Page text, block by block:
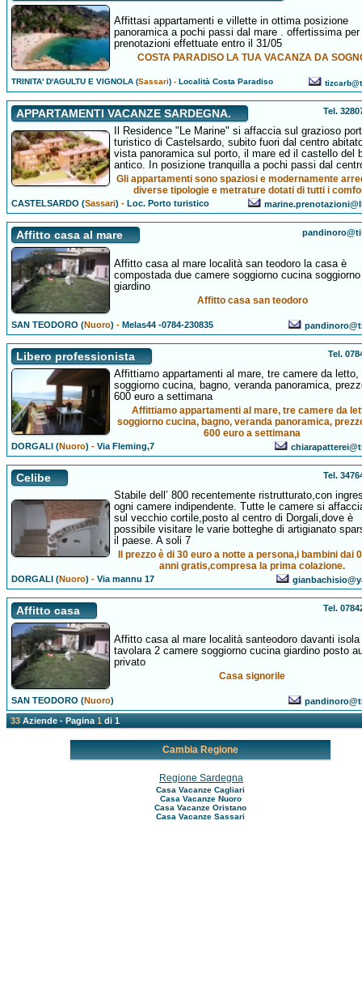
Affittasi appartamenti e villette in ottima posizione
panoramica a pochi passi dal mare . offertissima per
prenotazioni effettuate entro il 31/05
COSTA PARADISO LA TUA VACANZA DA
TRINITA' D'AGULTU E VIGNOLA (Sassari) -Località Costa Paradiso
APPARTAMENTI VACANZE SARDEGNA. Tel.
Il Residence "Le Marine" si affaccia sul grazioso
turistico di Castelsardo, subito fuori dal centro
vista panoramica sul porto, il mare ed il castello del
antico. In posizione tranquilla a pochi passi dal
Gli appartamenti sono spaziosi e modernamente
diverse tipologie e metrature dotati di tutti i
CASTELSARDO (Sassari) -Loc. Porto turistico
Affitto casa al mare
Affitto casa al mare località san teodoro la casa è
compostada due camere soggiorno cucina soggiorno
giardino
Affitto casa san teodoro
SAN TEODORO (Nuoro) -Melas44 -0784-230835
Libero professionista Tel.
Affittiamo appartamenti al mare, tre camere da letto,
soggiorno cucina, bagno, veranda panoramica,
600 euro a settimana
Affittiamo appartamenti al mare, tre camere da
soggiorno cucina, bagno, veranda panoramica,
600 euro a settimana
DORGALI (Nuoro) -Via Fleming,7
Celibe Tel.
Stabile dell’ 800 recentemente ristrutturato,con
ogni camere indipendente. Tutte le camere si
sul vecchio cortile,posto al centro di Dorgali,dove è
possibile visitare le varie botteghe di artigianato
il paese. A soli 7
Il prezzo è di 30 euro a notte a persona,i bambini dai
anni gratis,compresa la prima colazione.
DORGALI (Nuoro) -Via mannu 17
Affitto casa Tel.
Affitto casa al mare località santeodoro davanti isola
tavolara 2 camere soggiorno cucina giardino posto
privato
Casa signorile
SAN TEODORO (Nuoro)
33Aziende - Pagina1di 1
Cambia Regione
Regione Sardegna
Casa Vacanze Cagliari
Casa Vacanze Nuoro
Casa Vacanze Oristano
Casa Vacanze Sassari